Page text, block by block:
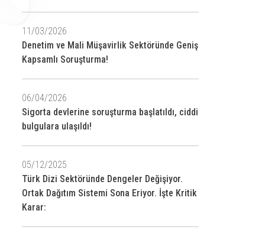
11/03/2026
Denetim ve Mali Müşavirlik Sektöründe Geniş
Kapsamlı Soruşturma!
06/04/2026
Sigorta devlerine soruşturma başlatıldı, ciddi
bulgulara ulaşıldı!
05/12/2025
Türk Dizi Sektöründe Dengeler Değişiyor.
Ortak Dağıtım Sistemi Sona Eriyor. İşte Kritik
Karar: